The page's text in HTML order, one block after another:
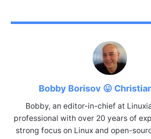
Bobby Borisov 😛
Bobby, an editor-in-chief at
professional with over 20 years of
strong focus on Linux and open-